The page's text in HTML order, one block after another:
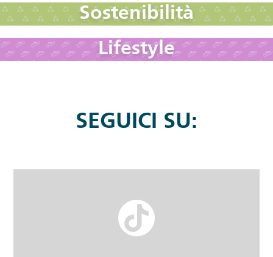
Sostenibilità
Lifestyle
SEGUICI SU: